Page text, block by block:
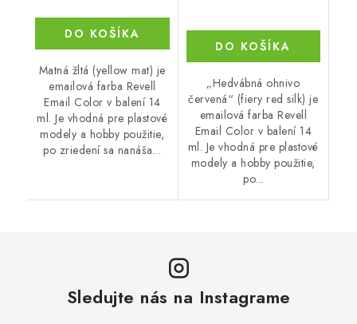
DO KOŠÍKA
Matná žltá (yellow mat) je
emailová farba Revell
Email Color v balení 14
ml. Je vhodná pre plastové
modely a hobby použitie,
po zriedení sa nanáša...
DO KOŠÍKA
„Hedvábná ohnivo
červená“ (fiery red silk) je
emailová farba Revell
Email Color v balení 14
ml. Je vhodná pre plastové
modely a hobby použitie,
po...
Sledujte nás na Instagrame